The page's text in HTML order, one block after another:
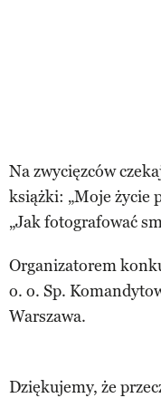
Na zwycięzców
książki: „Moje życie
„Jak fotografować
Organizatorem
o. o. Sp.
Warszawa.
Dziękujemy, że